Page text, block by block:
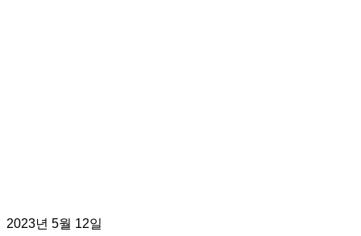
2023년 5월 12일